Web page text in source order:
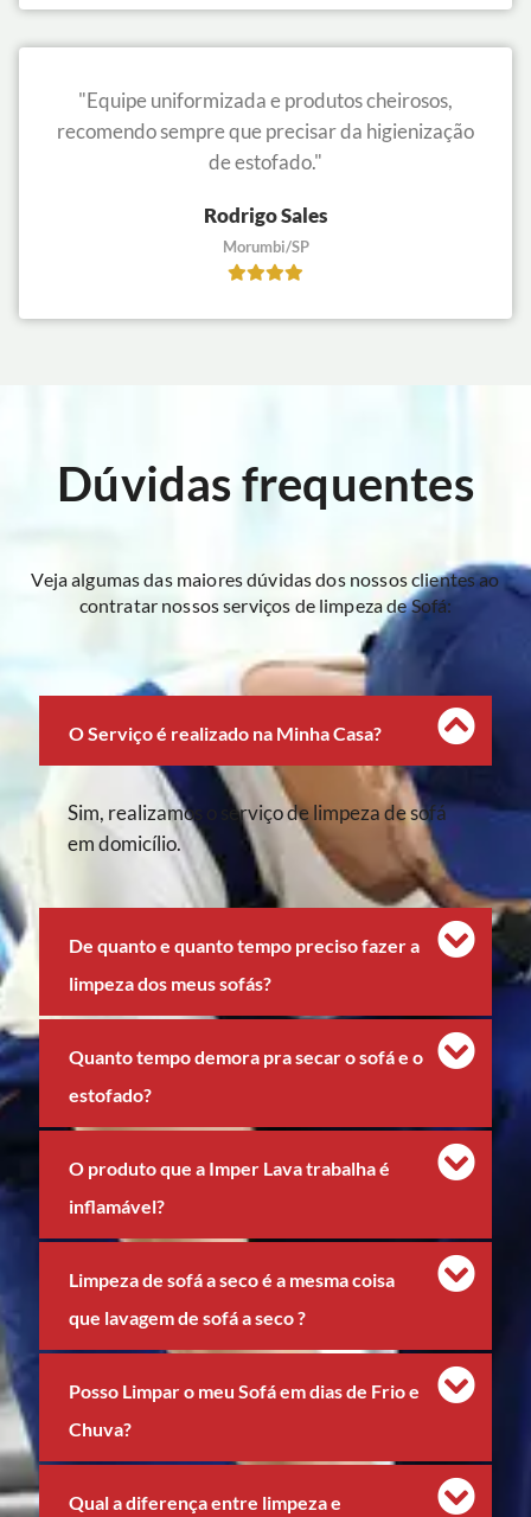
"Equipe uniformizada e produtos cheirosos,
recomendo sempre que precisar da higienização
de estofado."
Rodrigo Sales
Morumbi/SP
Dúvidas frequentes
Veja algumas das maiores dúvidas dos nossos clientes ao
contratar nossos serviços de limpeza de Sofá:
O Serviço é realizado na Minha Casa?
Sim, realizamos o serviço de limpeza de sofá
em domicílio.
De quanto e quanto tempo preciso fazer a
limpeza dos meus sofás?
Quanto tempo demora pra secar o sofá e o
estofado?
O produto que a Imper Lava trabalha é
inflamável?
Limpeza de sofá a seco é a mesma coisa
que lavagem de sofá a seco ?
Posso Limpar o meu Sofá em dias de Frio e
Chuva?
Qual a diferença entre limpeza e